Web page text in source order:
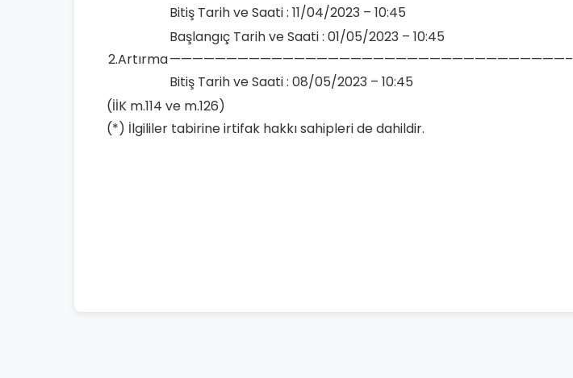
Bitiş Tarih ve Saati : 11/04/2023 – 10:45
2.Artırma
Başlangıç Tarih ve Saati : 01/05/2023 – 10:45
———————————————————————————————————–
Bitiş Tarih ve Saati : 08/05/2023 – 10:45
(İİK m.114 ve m.126)
(*) İlgililer tabirine irtifak hakkı sahipleri de dahildir.